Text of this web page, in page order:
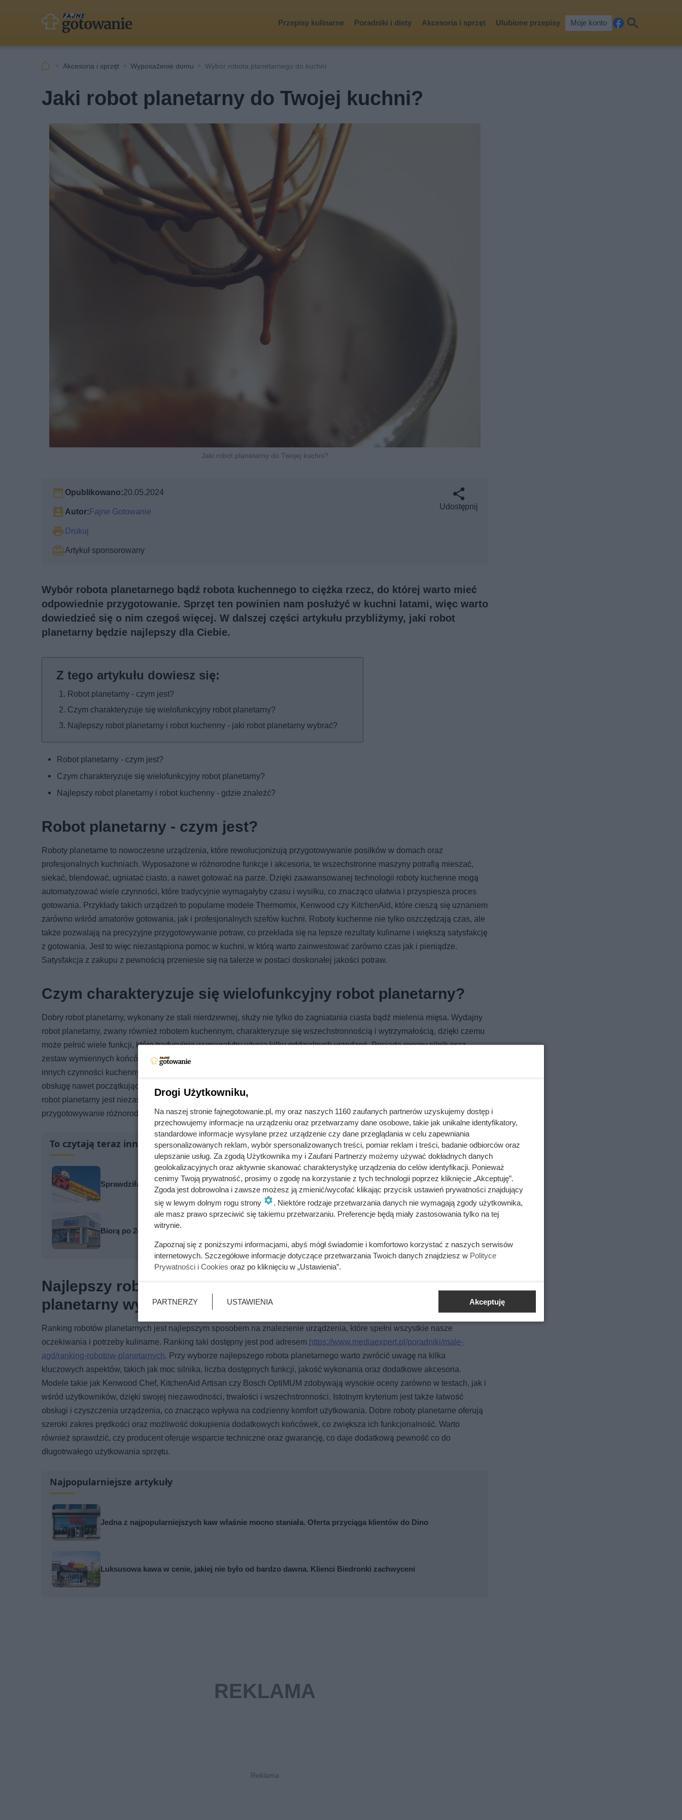
Przepisy kulinarne Poradniki i diety Akcesoria i sprzęt Ulubione przepisy Moje konto
cebkaj
Akcesoria i sprzęt Wyposażenie domu Wybór robota planetarnego do kuchni
Jaki robot planetarny do Twojej kuchni?
Jaki robot planetarny do Twojej kuchni?
Opublikowano:20.05.2024
Autor:Fajne Gotowanie
Drukuj
Artykuł sponsorowany
Udostępnij
Wybór robota planetarnego bądź robota kuchennego to ciężka rzecz, do której warto mieć
odpowiednie przygotowanie. Sprzęt ten powinien nam posłużyć w kuchni latami, więc warto
dowiedzieć się o nim czegoś więcej. W dalszej części artykułu przybliżymy, jaki robot
planetarny będzie najlepszy dla Ciebie.
Robot planetarny - czym jest?
Czym charakteryzuje się wielofunkcyjny robot planetarny?
Najlepszy robot planetarny i robot kuchenny - jaki robot planetarny wybrać?
Robot planetarny - czym jest?
Czym charakteryzuje się wielofunkcyjny robot planetarny?
Najlepszy robot planetarny i robot kuchenny - gdzie znaleźć?
Robot planetarny - czym jest?
Roboty planetarne to nowoczesne urządzenia, które rewolucjonizują przygotowywanie posiłków w domach oraz
profesjonalnych kuchniach. Wyposażone w różnorodne funkcje i akcesoria, te wszechstronne maszyny potrafią mieszać,
siekać, blendować, ugniatać ciasto, a nawet gotować na parze. Dzięki zaawansowanej technologii roboty kuchenne mogą
automatyzować wiele czynności, które tradycyjnie wymagałyby czasu i wysiłku, co znacząco ułatwia i przyspiesza proces
gotowania. Przykłady takich urządzeń to popularne modele Thermomix, Kenwood czy KitchenAid, które cieszą się uznaniem
zarówno wśród amatorów gotowania, jak i profesjonalnych szefów kuchni. Roboty kuchenne nie tylko oszczędzają czas, ale
także pozwalają na precyzyjne przygotowywanie potraw, co przekłada się na lepsze rezultaty kulinarne i większą satysfakcję
z gotowania. Jest to więc niezastąpiona pomoc w kuchni, w którą warto zainwestować zarówno czas jak i pieniądze.
Satysfakcja z zakupu z pewnością przeniesie się na talerze w postaci doskonałej jakości potraw.
Czym charakteryzuje się wielofunkcyjny robot planetarny?
Dobry robot planetarny, wykonany ze stali nierdzewnej, służy nie tylko do zagniatania ciasta bądź mielenia mięsa. Wydajny
robot planetarny, zwany również robotem kuchennym, charakteryzuje się wszechstronnością i wytrzymałością, dzięki czemu
może pełnić wiele funkcji, które tradycyjnie wymagałyby użycia kilku oddzielnych urządzeń. Posiada mocny silnik oraz
zestaw wymiennych końcówek i akcesoriów, co pozwala na miksowanie, ubijanie, blendowanie, tarcie, krojenie i wiele
innych czynności kuchennych. Jego konstrukcja zapewnia stabilność podczas pracy, a intuicyjne sterowanie ułatwia
obsługę nawet początkującym użytkownikom. Dzięki zaawansowanym technologiom i solidnej budowie, wielofunkcyjny
robot planetarny jest niezastąpionym pomocnikiem w każdej kuchni, pozwalając na oszczędność czasu i precyzyjne
przygotowywanie różnorodnych potraw.
To czytają teraz inni
Sprawdziła cenę regularną i od razu wzięła zapas. Różnica na kilogramie jest potężna
Biorą po 24 puszki na raz. Szaleństwo w ALDI wokół promocji 12+12 za darmo
Najlepszy robot planetarny i robot kuchenny - jaki robot
planetarny wybrać?
Ranking robotów planetarnych jest najlepszym sposobem na znalezienie urządzenia, które spełni wszystkie nasze
oczekiwania i potrzeby kulinarne. Ranking taki dostępny jest pod adresem https://www.mediaexpert.pl/poradniki/male-
agd/ranking-robotow-planetarnych. Przy wyborze najlepszego robota planetarnego warto zwrócić uwagę na kilka
kluczowych aspektów, takich jak moc silnika, liczba dostępnych funkcji, jakość wykonania oraz dodatkowe akcesoria.
Modele takie jak Kenwood Chef, KitchenAid Artisan czy Bosch OptiMUM zdobywają wysokie oceny zarówno w testach, jak i
wśród użytkowników, dzięki swojej niezawodności, trwałości i wszechstronności. Istotnym kryterium jest także łatwość
obsługi i czyszczenia urządzenia, co znacząco wpływa na codzienny komfort użytkowania. Dobre roboty planetarne oferują
szeroki zakres prędkości oraz możliwość dokupienia dodatkowych końcówek, co zwiększa ich funkcjonalność. Warto
również sprawdzić, czy producent oferuje wsparcie techniczne oraz gwarancję, co daje dodatkową pewność co do
długotrwałego użytkowania sprzętu.
Najpopularniejsze artykuły
Jedna z najpopularniejszych kaw właśnie mocno staniała. Oferta przyciąga klientów do Dino
Luksusowa kawa w cenie, jakiej nie było od bardzo dawna. Klienci Biedronki zachwyceni
Drogi Użytkowniku,
Na naszej stronie fajnegotowanie.pl, my oraz naszych 1160 zaufanych partnerów uzyskujemy dostęp i
przechowujemy informacje na urządzeniu oraz przetwarzamy dane osobowe, takie jak unikalne identyfikatory,
standardowe informacje wysyłane przez urządzenie czy dane przeglądania w celu zapewniania
spersonalizowanych reklam, wybór spersonalizowanych treści, pomiar reklam i treści, badanie odbiorców oraz
ulepszanie usług. Za zgodą Użytkownika my i Zaufani Partnerzy możemy używać dokładnych danych
geolokalizacyjnych oraz aktywnie skanować charakterystykę urządzenia do celów identyfikacji. Ponieważ
cenimy Twoją prywatność, prosimy o zgodę na korzystanie z tych technologii poprzez kliknięcie „Akceptuję”.
Zgoda jest dobrowolna i zawsze możesz ją zmienić/wycofać klikając przycisk ustawień prywatności znajdujący
się w lewym dolnym rogu strony
. Niektóre rodzaje przetwarzania danych nie wymagają zgody użytkownika,
ale masz prawo sprzeciwić się takiemu przetwarzaniu. Preferencje będą miały zastosowania tylko na tej
witrynie.
Zapoznaj się z poniższymi informacjami, abyś mógł świadomie i komfortowo korzystać z naszych serwisów
internetowych. Szczegółowe informacje dotyczące przetwarzania Twoich danych znajdziesz w Polityce
Prywatności i Cookies oraz po kliknięciu w „Ustawienia”.
PARTNERZY USTAWIENIA Akceptuję